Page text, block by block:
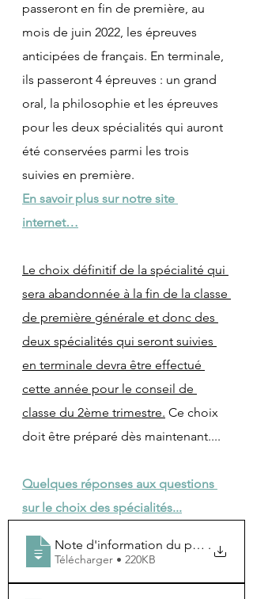
passeront en fin de première, au
mois de juin 2022, les épreuves
anticipées de français. En terminale,
ils passeront 4 épreuves : un grand
oral, la philosophie et les épreuves
pour les deux spécialités qui auront
été conservées parmi les trois
suivies en première.
En savoir plus sur notre site
internet…
Le choix définitif de la spécialité qui
sera abandonnée à la fin de la classe
de première générale et donc des
deux spécialités qui seront suivies
en terminale devra être effectué
cette année pour le conseil de
classe du 2ème trimestre. Ce choix
doit être préparé dès maintenant....
Quelques réponses aux questions
sur le choix des spécialités...
Note d'information du proviseur
.
Télécharger • 220KB